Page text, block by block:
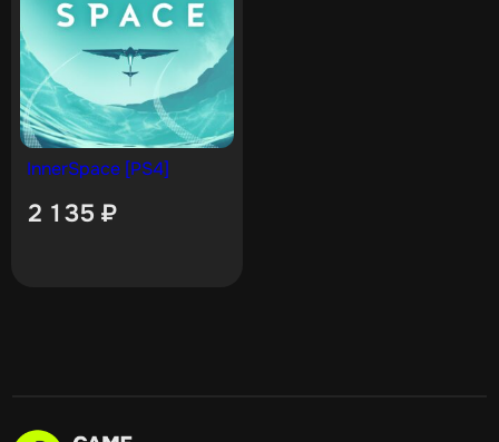
InnerSpace [PS4]
2 135 ₽